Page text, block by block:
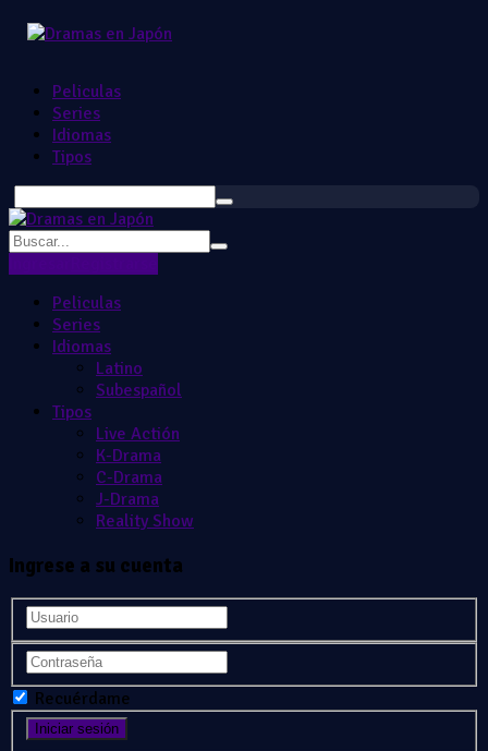
Peliculas
Series
Idiomas
Tipos
Peliculas
Series
Idiomas
Latino
Subespañol
Tipos
Live Actión
K-Drama
C-Drama
J-Drama
Reality Show
Ingrese a su cuenta
Recuérdame